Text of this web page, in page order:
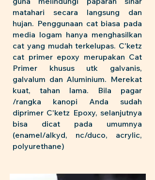
matahari secara langsung dan
hujan. Penggunaan cat biasa pada
media logam hanya menghasilkan
cat yang mudah terkelupas. C'ketz
cat primer epoxy merupakan Cat
Primer khusus utk galvanis,
galvalum dan Aluminium. Merekat
kuat, tahan lama. Bila pagar
/rangka kanopi Anda sudah
diprimer C'ketz Epoxy, selanjutnya
bisa dicat pada umumnya
(enamel/alkyd, nc/duco, acrylic,
polyurethane)